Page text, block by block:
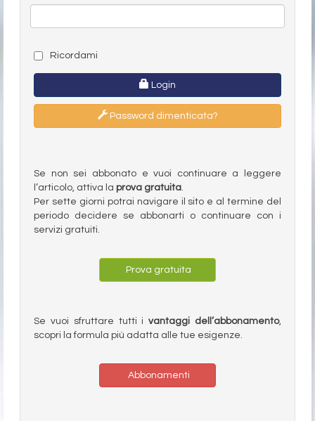
Ricordami
Login
Password dimenticata?
Se non sei abbonato e vuoi continuare a leggere
l’articolo, attiva la prova gratuita.
Per sette giorni potrai navigare il sito e al termine del
periodo decidere se abbonarti o continuare con i
servizi gratuiti.
Prova gratuita
Se vuoi sfruttare tutti ivantaggi dell’abbonamento,
scopri la formula più adatta alle tue esigenze.
Abbonamenti